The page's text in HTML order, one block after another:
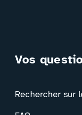
Vos
Rechercher sur